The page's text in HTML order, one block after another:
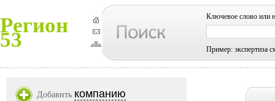
Регион
53
Ключевое слово или
Пример: экспертиза
Добавить компанию